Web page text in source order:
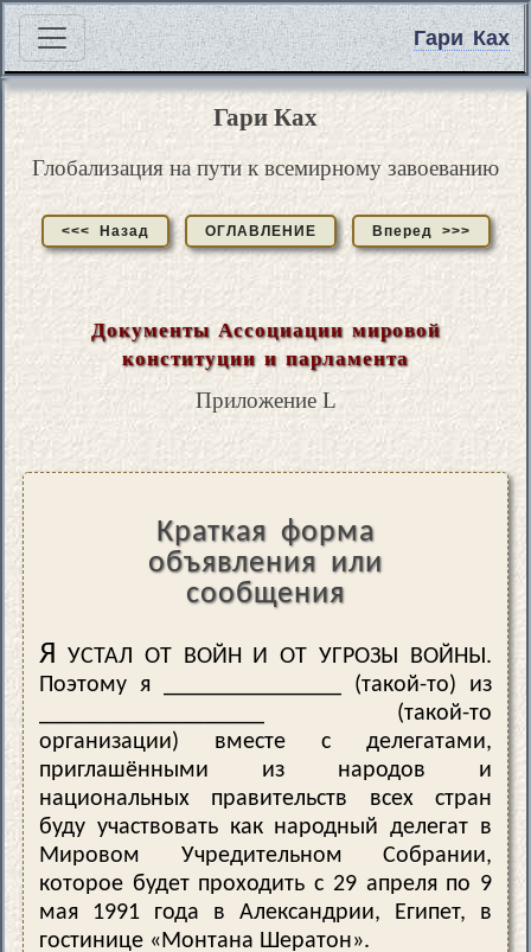
Гари Ках
Гари Ках
Глобализация на пути к всемирному завоеванию
<<< Назад ОГЛАВЛЕНИЕ Вперед >>>
Документы Ассоциации мировой
конституции и парламента
Приложение L
Краткая форма
объявления или
сообщения
Я УСТАЛ ОТ ВОЙН И ОТ УГРОЗЫ ВОЙНЫ.
Поэтому я _______________ (такой-то) из
___________________ (такой-то
организации) вместе с делегатами,
приглашёнными из народов и
национальных правительств всех стран
буду участвовать как народный делегат в
Мировом Учредительном Собрании,
которое будет проходить с 29 апреля по 9
мая 1991 года в Александрии, Египет, в
гостинице «Монтана Шератон».